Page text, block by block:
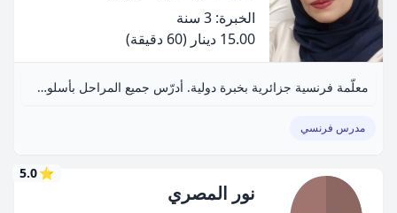
الخبرة: 3 سنة
15.00 دينار
(60 دقيقة)
معلّمة فرنسية جزائرية بخبرة دولية. أدرّس جميع المراحل بأسلوب مبسّط.
مدرس فرنسي
⭐
5.0
نور المصري